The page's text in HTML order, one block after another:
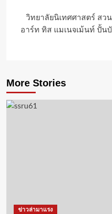
วิทยาลัยนิเทศศาสตร์ สว
อาร์ท ทิส แมเนจเม้นท์ ปั้
More Stories
ข่าวล่ามาแรง